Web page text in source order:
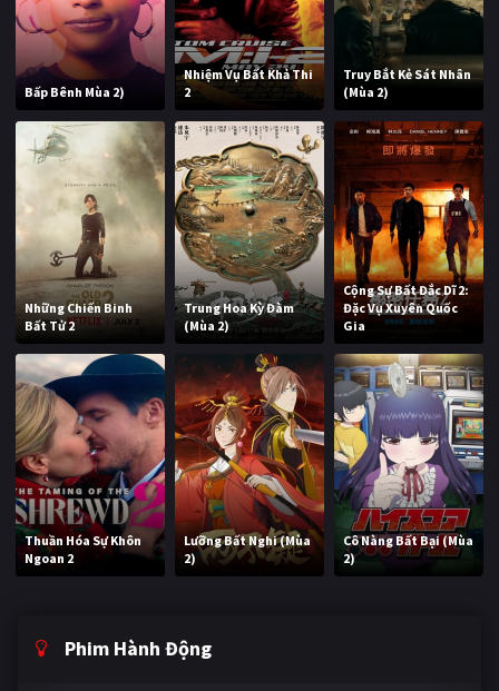
Bấp Bênh Mùa 2)
Nhiệm Vụ Bất Khả Thi
2
Truy Bắt Kẻ Sát Nhân
(Mùa 2)
Những Chiến Binh
Bất Tử 2
Trung Hoa Kỳ Đàm
(Mùa 2)
Cộng Sự Bất Đắc Dĩ 2:
Đặc Vụ Xuyên Quốc
Gia
Thuần Hóa Sự Khôn
Ngoan 2
Lưỡng Bất Nghi (Mùa
2)
Cô Nàng Bất Bại (Mùa
2)
Phim Hành Động